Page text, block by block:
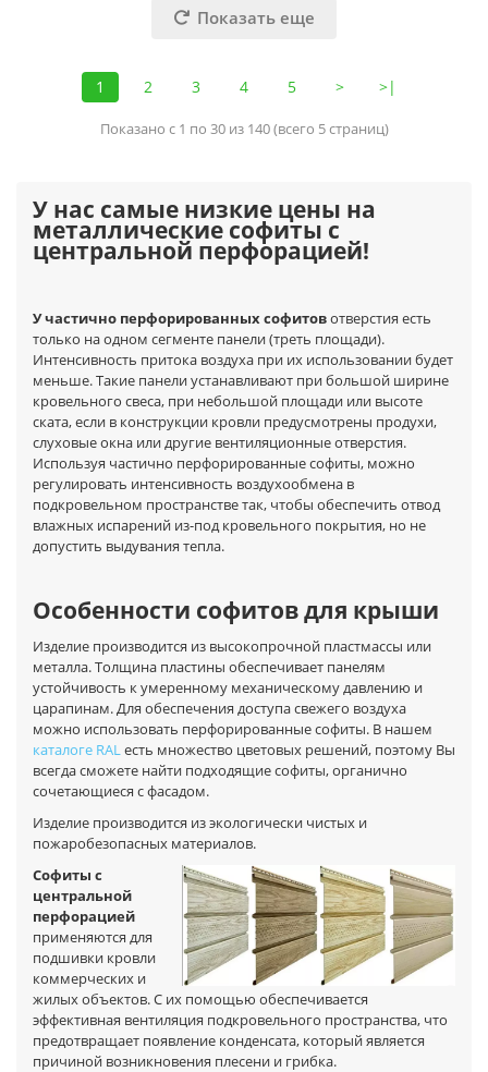
Показать еще
1 2 3 4 5 > >|
Показано с 1 по 30 из 140 (всего 5 страниц)
У нас самые низкие цены на
металлические софиты с
центральной перфорацией!
У частично перфорированных софитовотверстия есть
только на одном сегменте панели (треть площади).
Интенсивность притока воздуха при их использовании будет
меньше. Такие панели устанавливают при большой ширине
кровельного свеса, при небольшой площади или высоте
ската, если в конструкции кровли предусмотрены продухи,
слуховые окна или другие вентиляционные отверстия.
Используя частично перфорированные софиты, можно
регулировать интенсивность воздухообмена в
подкровельном пространстве так, чтобы обеспечить отвод
влажных испарений из-под кровельного покрытия, но не
допустить выдувания тепла.
Особенности софитов для крыши
Изделие производится из высокопрочной пластмассы или
металла. Толщина пластины обеспечивает панелям
устойчивость к умеренному механическому давлению и
царапинам. Для обеспечения доступа свежего воздуха
можно использовать перфорированные софиты. В нашем
каталоге RALесть множество цветовых решений, поэтому Вы
всегда сможете найти подходящие софиты, органично
сочетающиеся с фасадом.
Изделие производится из экологически чистых и
пожаробезопасных материалов.
Софиты с
центральной
перфорацией
применяются для
подшивки кровли
коммерческих и
жилых объектов. С их помощью обеспечивается
эффективная вентиляция подкровельного пространства, что
предотвращает появление конденсата, который является
причиной возникновения плесени и грибка.